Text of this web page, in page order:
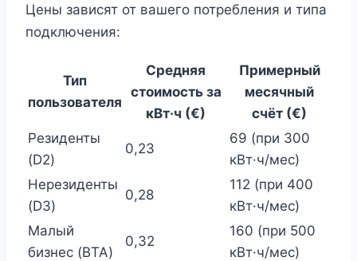
Цены зависят от вашего потребления и типа
подключения:
Тип
пользователя
Средняя
стоимость за
кВт·ч (€)
Примерный
месячный
счёт (€)
Резиденты
(D2)
0,23
69 (при 300
кВт·ч/мес)
Нерезиденты
(D3)
0,28
112 (при 400
кВт·ч/мес)
Малый
бизнес (BTA)
0,32
160 (при 500
кВт·ч/мес)